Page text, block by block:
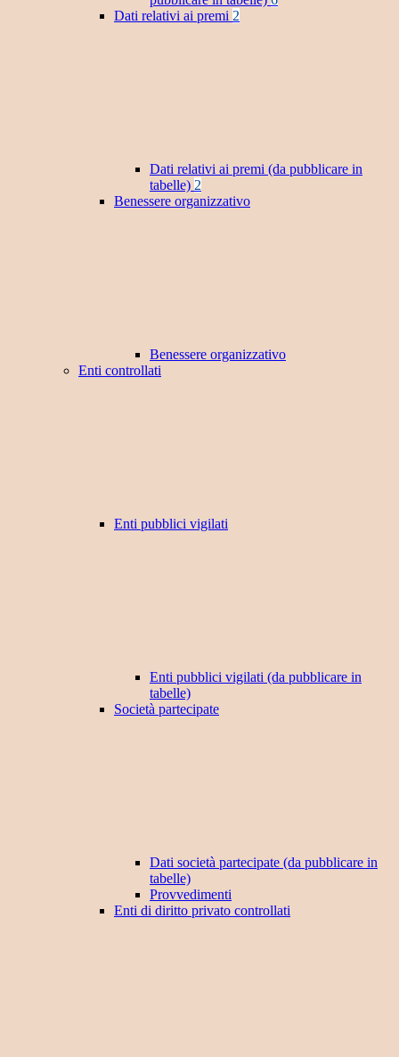
Dati relativi ai premi 2
Dati relativi ai premi (da pubblicare in
tabelle) 2
Benessere organizzativo
Benessere organizzativo
Enti controllati
Enti pubblici vigilati
Enti pubblici vigilati (da pubblicare in
tabelle)
Società partecipate
Dati società partecipate (da pubblicare in
tabelle)
Provvedimenti
Enti di diritto privato controllati